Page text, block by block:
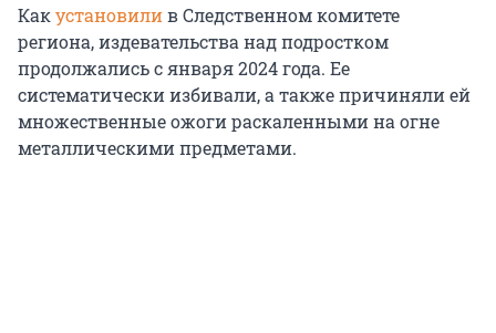
Какустановилив Следственном комитете
региона, издевательства над подростком
продолжались с января 2024 года. Ее
систематически избивали, а также причиняли ей
множественные ожоги раскаленными на огне
металлическими предметами.